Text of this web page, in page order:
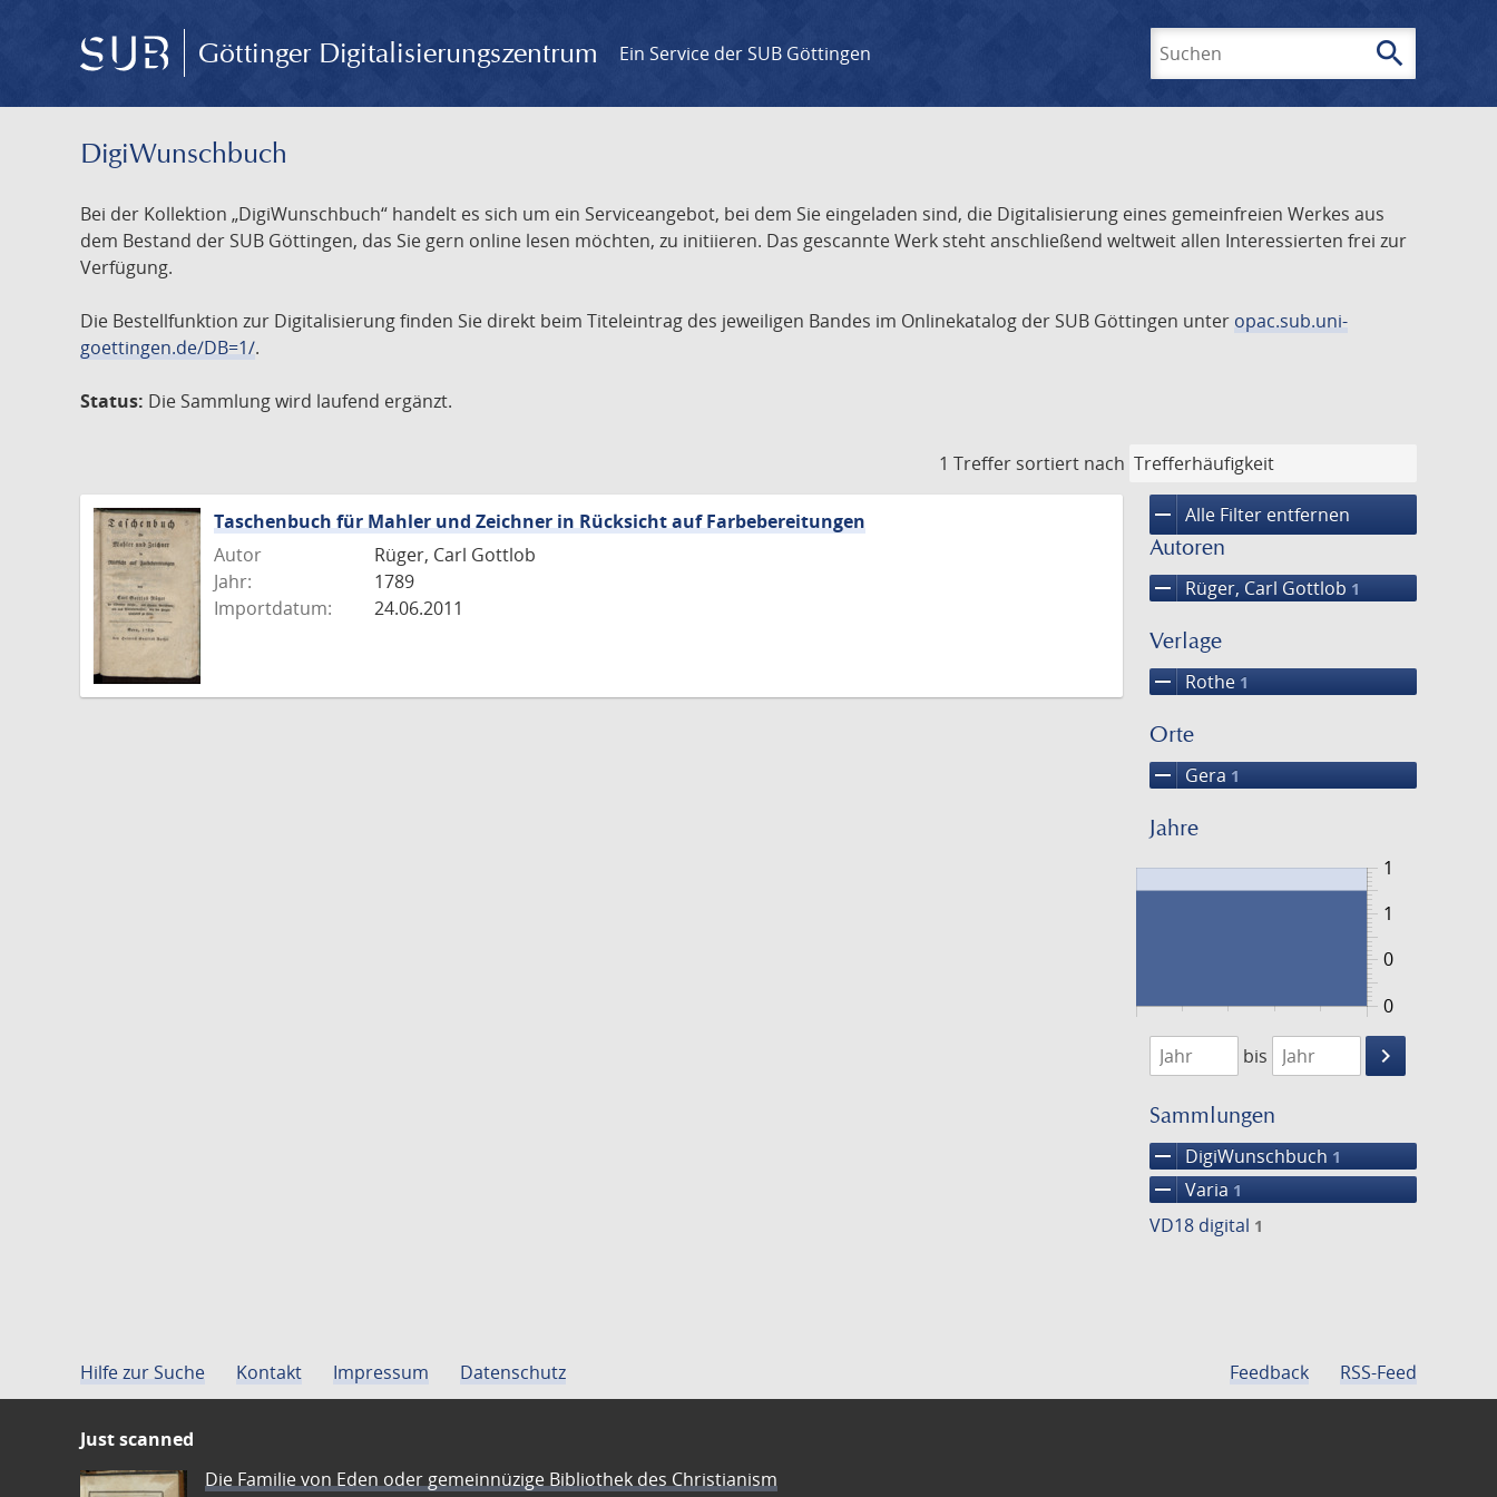
Göttinger Digitalisierungszentrum Ein Service der SUB Göttingen search
DigiWunschbuch
Bei der Kollektion „DigiWunschbuch“ handelt es sich um ein Serviceangebot, bei dem Sie eingeladen sind, die Digitalisierung eines gemeinfreien Werkes aus
dem Bestand der SUB Göttingen, das Sie gern online lesen möchten, zu initiieren. Das gescannte Werk steht anschließend weltweit allen Interessierten frei zur
Verfügung.
Die Bestellfunktion zur Digitalisierung finden Sie direkt beim Titeleintrag des jeweiligen Bandes im Onlinekatalog der SUB Göttingen unter opac.sub.uni-
goettingen.de/DB=1/.
Status: Die Sammlung wird laufend ergänzt.
1 Treffer sortiert nach
remove Alle Filter entfernen
Autoren
remove Rüger, Carl Gottlob 1
Verlage
remove Rothe 1
Orte
remove Gera 1
Jahre
0
1
0
1
1789
1790
bis
keyboard_arrow_right
Suche
Sammlungen
remove DigiWunschbuch 1
remove Varia 1
VD18 digital 1
Taschenbuch für Mahler und Zeichner in Rücksicht auf Farbebereitungen
Autor
Rüger, Carl Gottlob
Jahr:
1789
Importdatum:
24.06.2011
Hilfe zur Suche Kontakt Impressum Datenschutz Feedback RSS-Feed
Just scanned
Die Familie von Eden oder gemeinnüzige Bibliothek des Christianism